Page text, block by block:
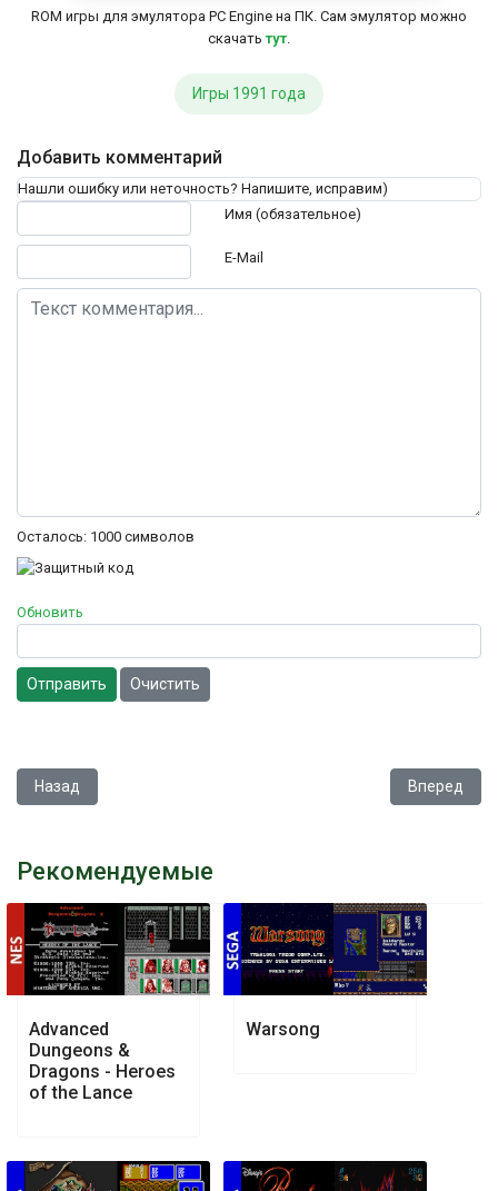
ROM игры для эмулятора PC Engine на ПК. Сам эмулятор можно
скачатьтут.
Игры 1991 года
Добавить комментарий
Нашли ошибку или неточность? Напишите, исправим)
Имя (обязательное)
E-Mail
Осталось: 1000 символов
Обновить
Отправить Очистить
Предыдущий: Magical Chase
Назад Следующий:
Вперед
Рекомендуемые
Advanced
Dungeons &
Dragons - Heroes
of the Lance
Warsong